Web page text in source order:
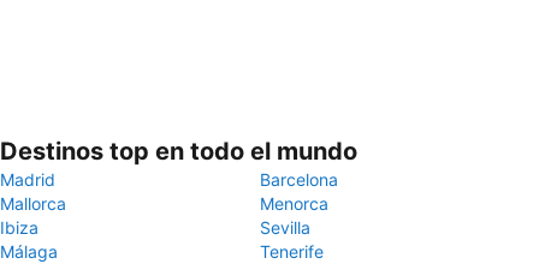
Destinos top en todo el mundo
Madrid
Barcelona
Mallorca
Menorca
Ibiza
Sevilla
Málaga
Tenerife